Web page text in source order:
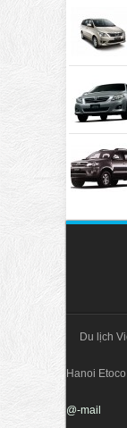
Du lịch
Hanoi
@-mail